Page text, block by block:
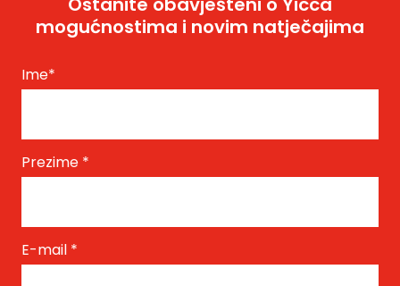
mogućnostima i novim natječajima
Ime*
Prezime *
E-mail *